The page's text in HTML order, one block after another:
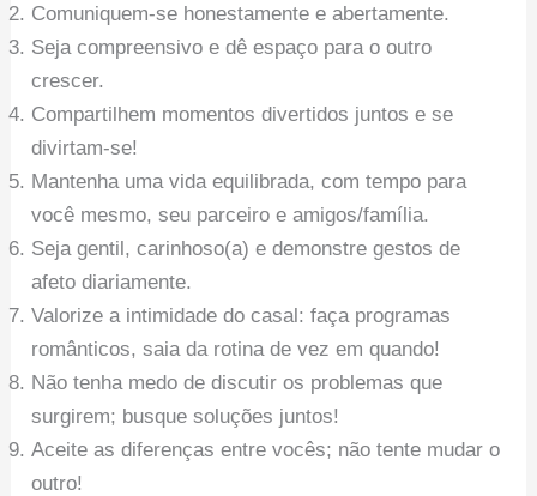
Comuniquem-se honestamente e abertamente.
Seja compreensivo e dê espaço para o outro
crescer.
Compartilhem momentos divertidos juntos e se
divirtam-se!
Mantenha uma vida equilibrada, com tempo para
você mesmo, seu parceiro e amigos/família.
Seja gentil, carinhoso(a) e demonstre gestos de
afeto diariamente.
Valorize a intimidade do casal: faça programas
românticos, saia da rotina de vez em quando!
Não tenha medo de discutir os problemas que
surgirem; busque soluções juntos!
Aceite as diferenças entre vocês; não tente mudar o
outro!